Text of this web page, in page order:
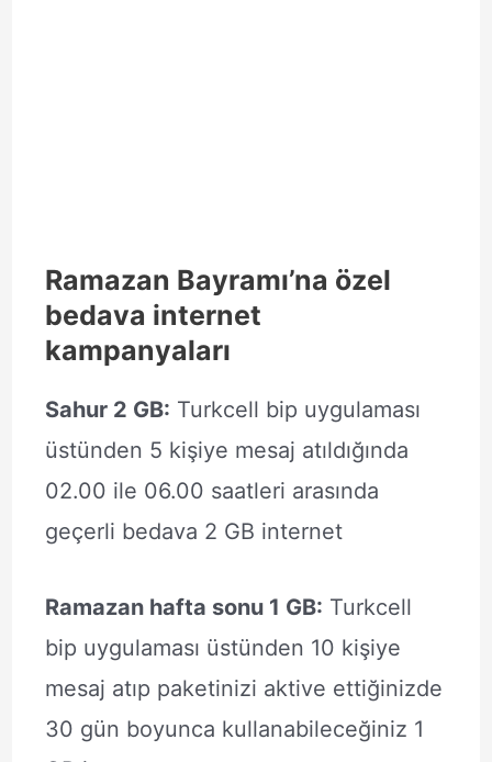
Ramazan Bayramı’na özel
bedava internet
kampanyaları
Sahur 2 GB: Turkcell bip uygulaması
üstünden 5 kişiye mesaj atıldığında
02.00 ile 06.00 saatleri arasında
geçerli bedava 2 GB internet
Ramazan hafta sonu 1 GB: Turkcell
bip uygulaması üstünden 10 kişiye
mesaj atıp paketinizi aktive ettiğinizde
30 gün boyunca kullanabileceğiniz 1